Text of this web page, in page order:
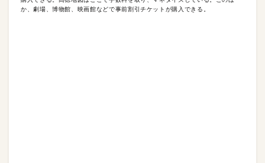
か、劇場、博物館、映画館などで事前割引チケットが購入できる。